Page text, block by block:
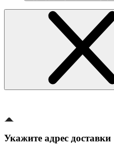
Укажите адрес доставки